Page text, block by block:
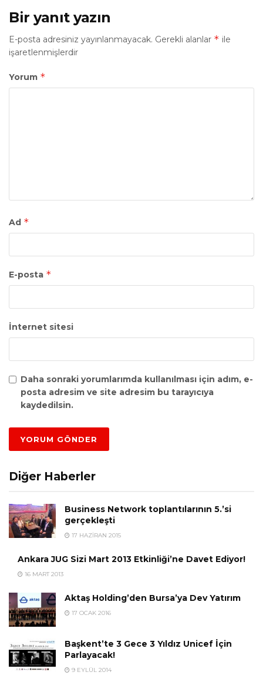
Bir yanıt yazın
E-posta adresiniz yayınlanmayacak. Gerekli alanlar * ile
işaretlenmişlerdir
Yorum *
Ad *
E-posta *
İnternet sitesi
Daha sonraki yorumlarımda kullanılması için adım, e-
posta adresim ve site adresim bu tarayıcıya
kaydedilsin.
Diğer Haberler
Business Network toplantılarının 5.’si
gerçekleşti
17 HAZIRAN 2015
Ankara JUG Sizi Mart 2013 Etkinliği’ne Davet Ediyor!
16 MART 2013
Aktaş Holding’den Bursa’ya Dev Yatırım
17 OCAK 2016
Başkent’te 3 Gece 3 Yıldız Unicef İçin
Parlayacak!
9 EYLÜL 2014